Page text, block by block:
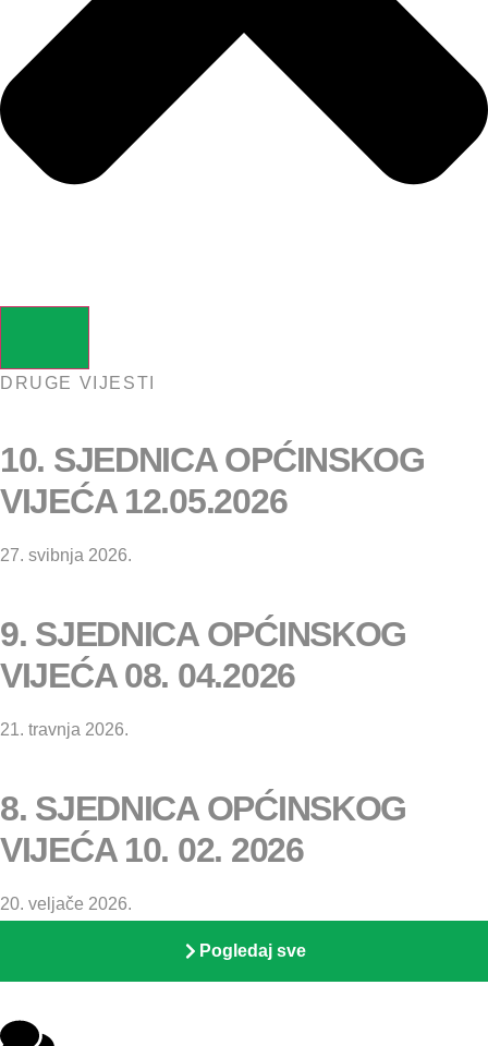
DRUGE VIJESTI
10. SJEDNICA OPĆINSKOG
VIJEĆA 12.05.2026
27. svibnja 2026.
9. SJEDNICA OPĆINSKOG
VIJEĆA 08. 04.2026
21. travnja 2026.
8. SJEDNICA OPĆINSKOG
VIJEĆA 10. 02. 2026
20. veljače 2026.
Pogledaj sve